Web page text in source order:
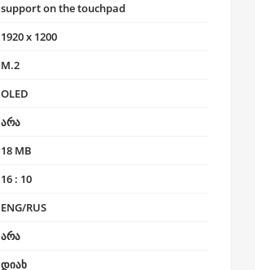
support on the touchpad
1920 x 1200
M.2
OLED
არა
18 MB
16 : 10
ENG/RUS
არა
დიახ